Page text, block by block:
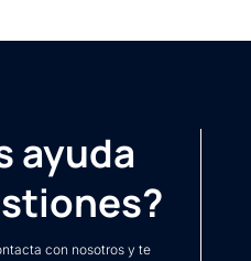
ayuda
con nosotros y te